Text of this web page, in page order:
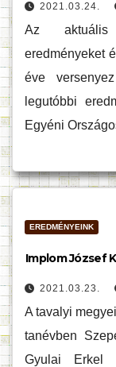
2021.03.24.
Az aktuális
eredményeket
éve
legutóbbi
Egyéni
EREDMÉNYEINK
Implom József
2021.03.23.
A tavalyi
tanévben
Gyulai Erkel